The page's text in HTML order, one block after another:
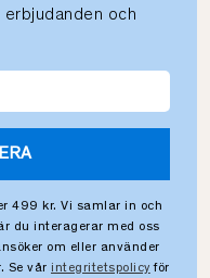
och
499 kr. Vi samlar in och
du interagerar med oss
om eller använder
Se vår integritetspolicy för